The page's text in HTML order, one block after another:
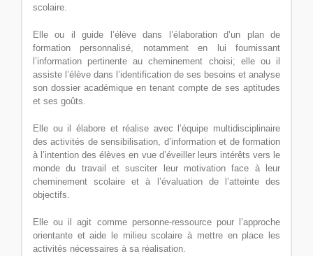
scolaire.
Elle ou il guide l’élève dans l’élaboration d’un plan de
formation personnalisé, notamment en lui fournissant
l’information pertinente au cheminement choisi; elle ou il
assiste l’élève dans l’identification de ses besoins et analyse
son dossier académique en tenant compte de ses aptitudes
et ses goûts.
Elle ou il élabore et réalise avec l’équipe multidisciplinaire
des activités de sensibilisation, d’information et de formation
à l’intention des élèves en vue d’éveiller leurs intérêts vers le
monde du travail et susciter leur motivation face à leur
cheminement scolaire et à l’évaluation de l’atteinte des
objectifs.
Elle ou il agit comme personne-ressource pour l’approche
orientante et aide le milieu scolaire à mettre en place les
activités nécessaires à sa réalisation.